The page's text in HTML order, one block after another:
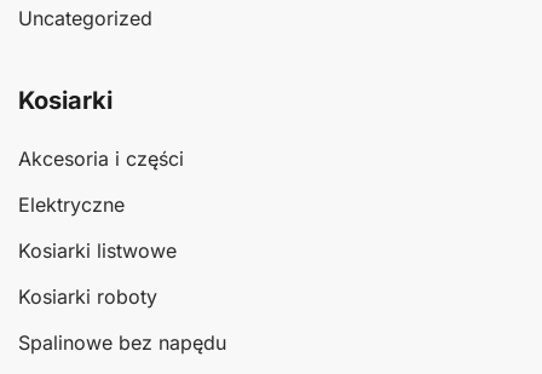
Uncategorized
Kosiarki
Akcesoria i części
Elektryczne
Kosiarki listwowe
Kosiarki roboty
Spalinowe bez napędu